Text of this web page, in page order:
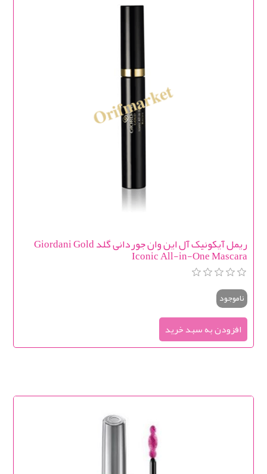
ریمل آیکونیک آل این وان جوردانی گلد Giordani Gold
Iconic All-in-One Mascara
ناموجود